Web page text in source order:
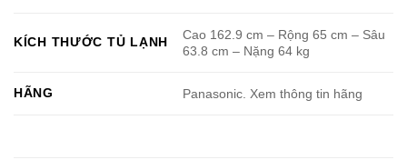
KÍCH THƯỚC TỦ LẠNH
Cao 162.9 cm – Rộng 65 cm – Sâu
63.8 cm – Nặng 64 kg
HÃNG Panasonic. Xem thông tin hãng